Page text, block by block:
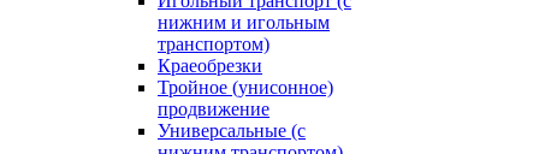
нижним и игольным
транспортом)
Краеобрезки
Тройное (унисонное)
продвижение
Универсальные (с